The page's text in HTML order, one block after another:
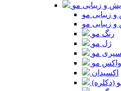
و زیبایی مو
زیبایی مو
و زیبایی مو
رنگ مو
ژل مو
اسپری مو
واکس مو
اکسیدان
(دکلره)